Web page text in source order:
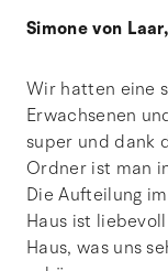
Simone von Laar,
Wir hatten eine
Erwachsenen
super und dank
Ordner ist man
Die Aufteilung
Haus ist
Haus, was uns